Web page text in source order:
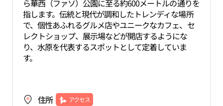
ら華西（ファソ）公園に至る約600メートルの通りを
指します。伝統と現代が調和したトレンディな場所
で、個性あふれるグルメ店やユニークなカフェ、セ
レクトショップ、展示場などが開店するようにな
り、水原を代表するスポットとして定着していま
す。
住所 アクセス